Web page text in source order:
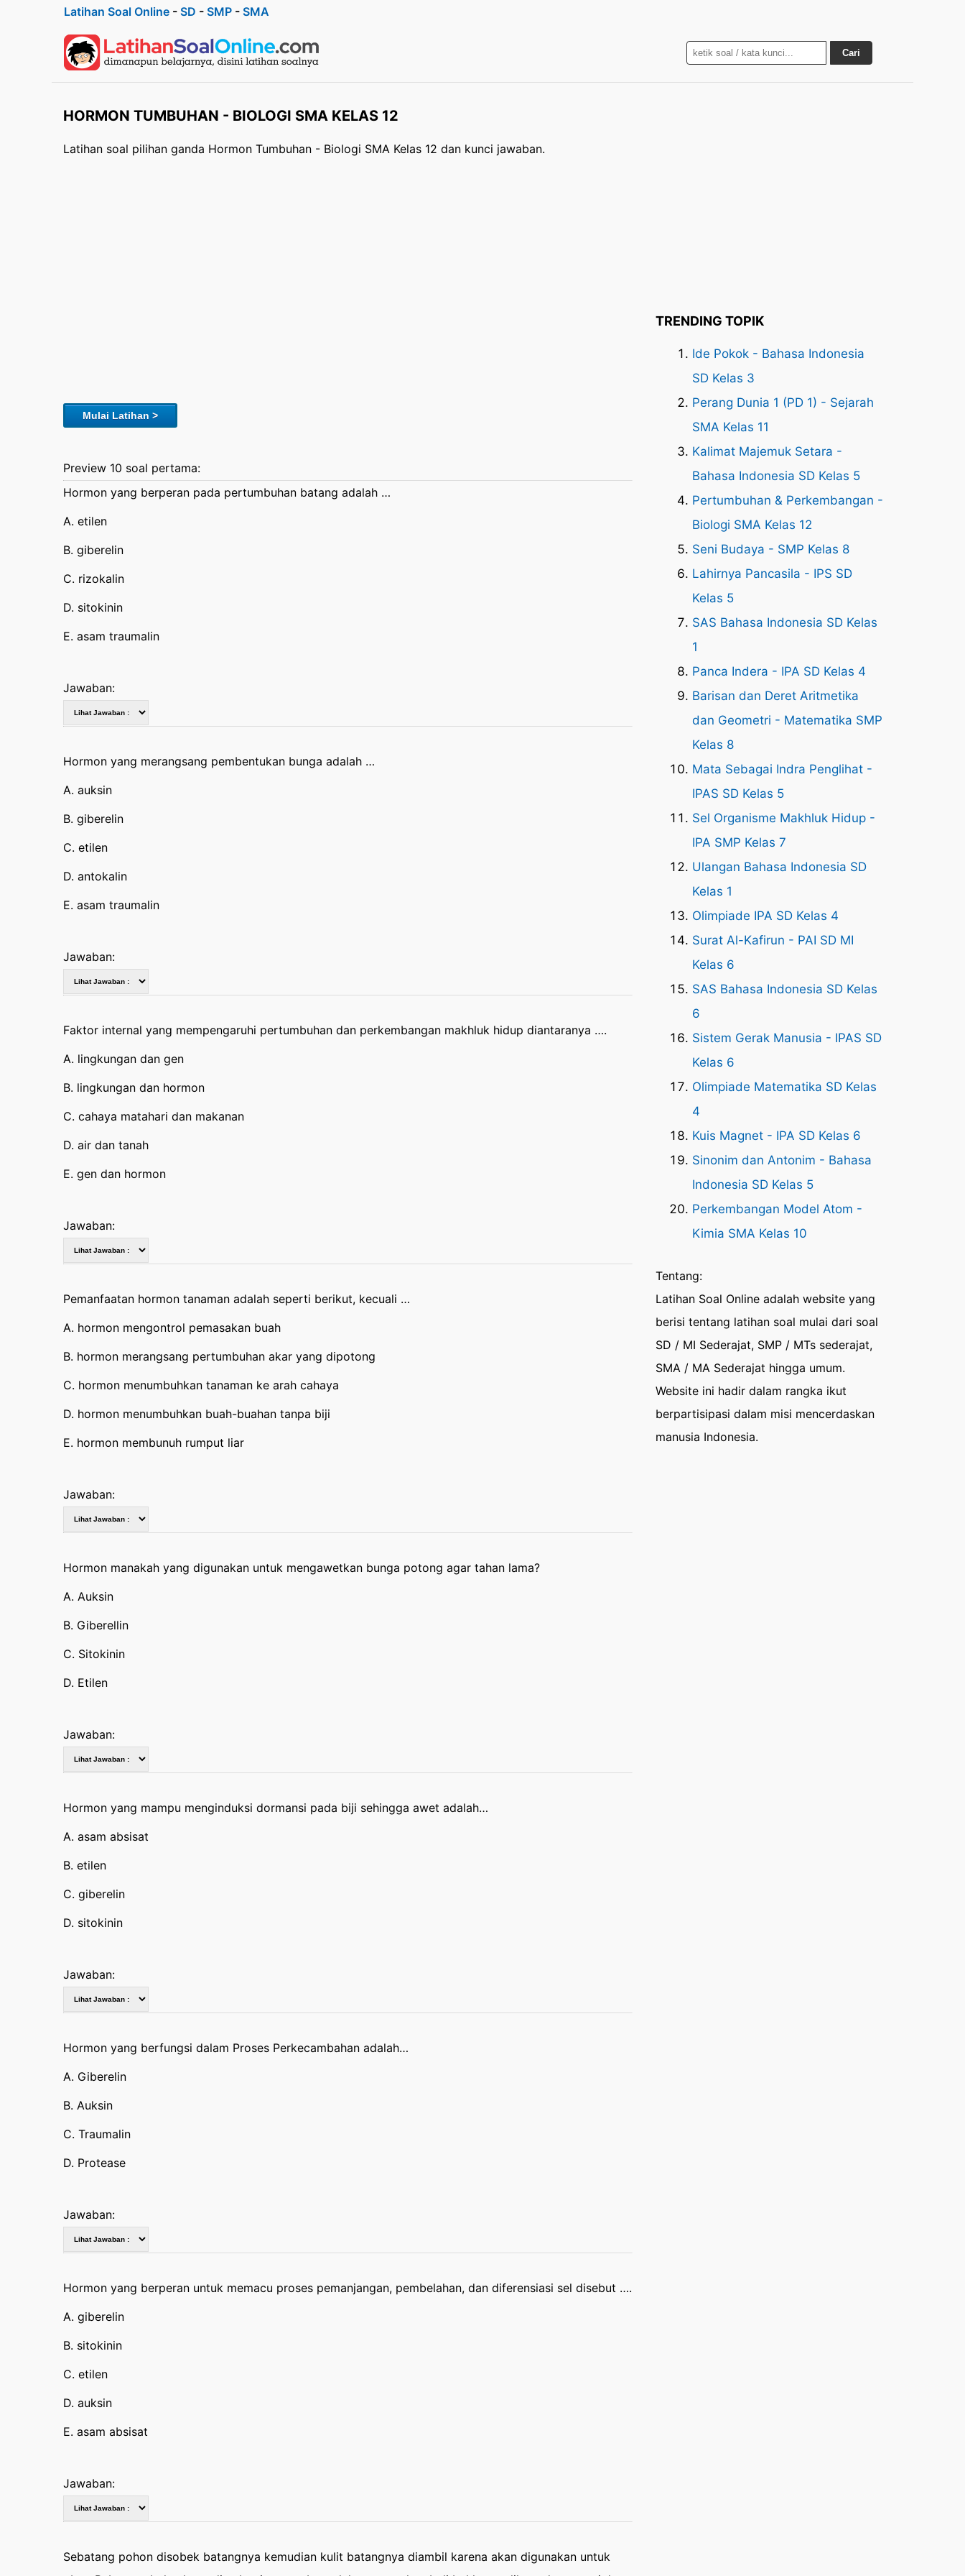
Latihan Soal Online- SD - SMP- SMA
Cari
HORMON TUMBUHAN - BIOLOGI SMA KELAS 12
Latihan soal pilihan ganda Hormon Tumbuhan - Biologi SMA Kelas 12 dan kunci jawaban.
Mulai Latihan >
Preview 10 soal pertama:
Hormon yang berperan pada pertumbuhan batang adalah …
A. etilen
B. giberelin
C. rizokalin
D. sitokinin
E. asam traumalin
Jawaban:
Hormon yang merangsang pembentukan bunga adalah …
A. auksin
B. giberelin
C. etilen
D. antokalin
E. asam traumalin
Jawaban:
Faktor internal yang mempengaruhi pertumbuhan dan perkembangan makhluk hidup diantaranya ….
A. lingkungan dan gen
B. lingkungan dan hormon
C. cahaya matahari dan makanan
D. air dan tanah
E. gen dan hormon
Jawaban:
Pemanfaatan hormon tanaman adalah seperti berikut, kecuali …
A. hormon mengontrol pemasakan buah
B. hormon merangsang pertumbuhan akar yang dipotong
C. hormon menumbuhkan tanaman ke arah cahaya
D. hormon menumbuhkan buah-buahan tanpa biji
E. hormon membunuh rumput liar
Jawaban:
Hormon manakah yang digunakan untuk mengawetkan bunga potong agar tahan lama?
A. Auksin
B. Giberellin
C. Sitokinin
D. Etilen
Jawaban:
Hormon yang mampu menginduksi dormansi pada biji sehingga awet adalah…
A. asam absisat
B. etilen
C. giberelin
D. sitokinin
Jawaban:
Hormon yang berfungsi dalam Proses Perkecambahan adalah…
A. Giberelin
B. Auksin
C. Traumalin
D. Protease
Jawaban:
Hormon yang berperan untuk memacu proses pemanjangan, pembelahan, dan diferensiasi sel disebut ….
A. giberelin
B. sitokinin
C. etilen
D. auksin
E. asam absisat
Jawaban:
Sebatang pohon disobek batangnya kemudian kulit batangnya diambil karena akan digunakan untuk
TRENDING TOPIK
Ide Pokok - Bahasa Indonesia
SD Kelas 3
Perang Dunia 1 (PD 1) - Sejarah
SMA Kelas 11
Kalimat Majemuk Setara -
Bahasa Indonesia SD Kelas 5
Pertumbuhan & Perkembangan -
Biologi SMA Kelas 12
Seni Budaya - SMP Kelas 8
Lahirnya Pancasila - IPS SD
Kelas 5
SAS Bahasa Indonesia SD Kelas
1
Panca Indera - IPA SD Kelas 4
Barisan dan Deret Aritmetika
dan Geometri - Matematika SMP
Kelas 8
Mata Sebagai Indra Penglihat -
IPAS SD Kelas 5
Sel Organisme Makhluk Hidup -
IPA SMP Kelas 7
Ulangan Bahasa Indonesia SD
Kelas 1
Olimpiade IPA SD Kelas 4
Surat Al-Kafirun - PAI SD MI
Kelas 6
SAS Bahasa Indonesia SD Kelas
6
Sistem Gerak Manusia - IPAS SD
Kelas 6
Olimpiade Matematika SD Kelas
4
Kuis Magnet - IPA SD Kelas 6
Sinonim dan Antonim - Bahasa
Indonesia SD Kelas 5
Perkembangan Model Atom -
Kimia SMA Kelas 10
Tentang:
Latihan Soal Online adalah website yang
berisi tentang latihan soal mulai dari soal
SD / MI Sederajat, SMP / MTs sederajat,
SMA / MA Sederajat hingga umum.
Website ini hadir dalam rangka ikut
berpartisipasi dalam misi mencerdaskan
manusia Indonesia.